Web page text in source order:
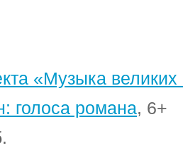
«Музыка великих
голоса романа, 6+